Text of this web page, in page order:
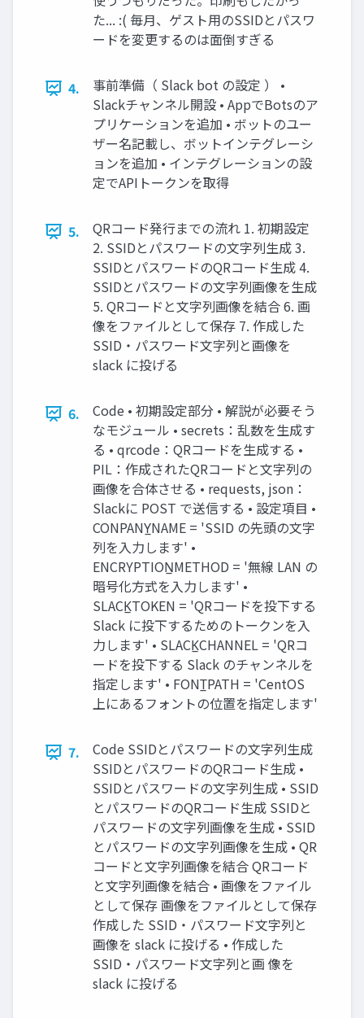
た... :( 毎月、ゲスト用のSSIDとパスワ
ードを変更するのは面倒すぎる
4.
事前準備（ Slack bot の設定 ） •
Slackチャンネル開設 • AppでBotsのア
プリケーションを追加 • ボットのユー
ザー名記載し、ボットインテグレーシ
ョンを追加 • インテグレーションの設
定でAPIトークンを取得
5.
QRコード発行までの流れ 1. 初期設定
2. SSIDとパスワードの文字列生成 3.
SSIDとパスワードのQRコード生成 4.
SSIDとパスワードの文字列画像を生成
5. QRコードと文字列画像を結合 6. 画
像をファイルとして保存 7. 作成した
SSID・パスワード文字列と画像を
slack に投げる
6.
Code • 初期設定部分 • 解説が必要そう
なモジュール • secrets：乱数を生成す
る • qrcode：QRコードを生成する •
PIL：作成されたQRコードと文字列の
画像を合体させる • requests, json：
Slackに POST で送信する • 設定項目 •
CONPANY̲NAME = 'SSID の先頭の文字
列を入力します' •
ENCRYPTION̲METHOD = '無線 LAN の
暗号化方式を入力します' •
SLACK̲TOKEN = 'QRコードを投下する
Slack に投下するためのトークンを入
力します' • SLACK̲CHANNEL = 'QRコ
ードを投下する Slack のチャンネルを
指定します' • FONT̲PATH = 'CentOS
上にあるフォントの位置を指定します'
7.
Code SSIDとパスワードの文字列生成
SSIDとパスワードのQRコード生成 •
SSIDとパスワードの文字列生成 • SSID
とパスワードのQRコード生成 SSIDと
パスワードの文字列画像を生成 • SSID
とパスワードの文字列画像を生成 • QR
コードと文字列画像を結合 QRコード
と文字列画像を結合 • 画像をファイル
として保存 画像をファイルとして保存
作成した SSID・パスワード文字列と
画像を slack に投げる • 作成した
SSID・パスワード文字列と画 像を
slack に投げる